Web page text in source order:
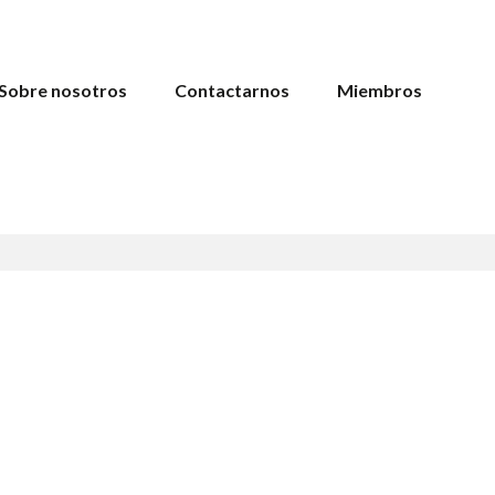
nosotros Contactarnos Miembros